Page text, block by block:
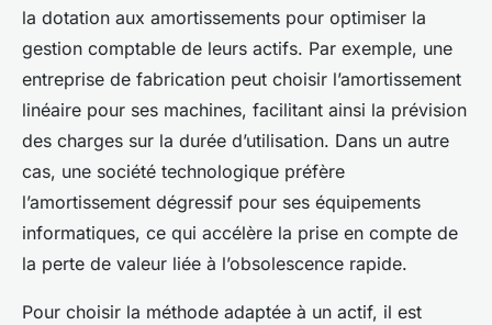
la dotation aux amortissements pour optimiser la
gestion comptable de leurs actifs. Par exemple, une
entreprise de fabrication peut choisir l’amortissement
linéaire pour ses machines, facilitant ainsi la prévision
des charges sur la durée d’utilisation. Dans un autre
cas, une société technologique préfère
l’amortissement dégressif pour ses équipements
informatiques, ce qui accélère la prise en compte de
la perte de valeur liée à l’obsolescence rapide.
Pour choisir la méthode adaptée à un actif, il est